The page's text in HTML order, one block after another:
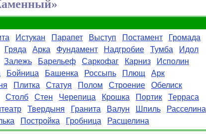
Истукан Парапет Выступ Постамент
Громада
Гряда Арка Фундамент Надгробие Тумба
Идол
Залежь Барельеф Саркофаг Карниз
Исполин
Бойница Башенка Россыпь Плющ
Арк
Плитка Статуя Полом Строение
Обелиск
Столб Стен Черепица Крошка Портик
Терраса
Твердыня Гранита Валун Шпиль
Расселина
Постройка Гробница Расщелина